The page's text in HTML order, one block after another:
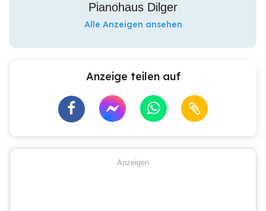
Pianohaus Dilger
Alle Anzeigen ansehen
Anzeige teilen auf
Anzeigen